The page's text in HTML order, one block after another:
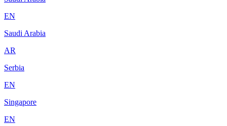
EN
Saudi Arabia
AR
Serbia
EN
Singapore
EN